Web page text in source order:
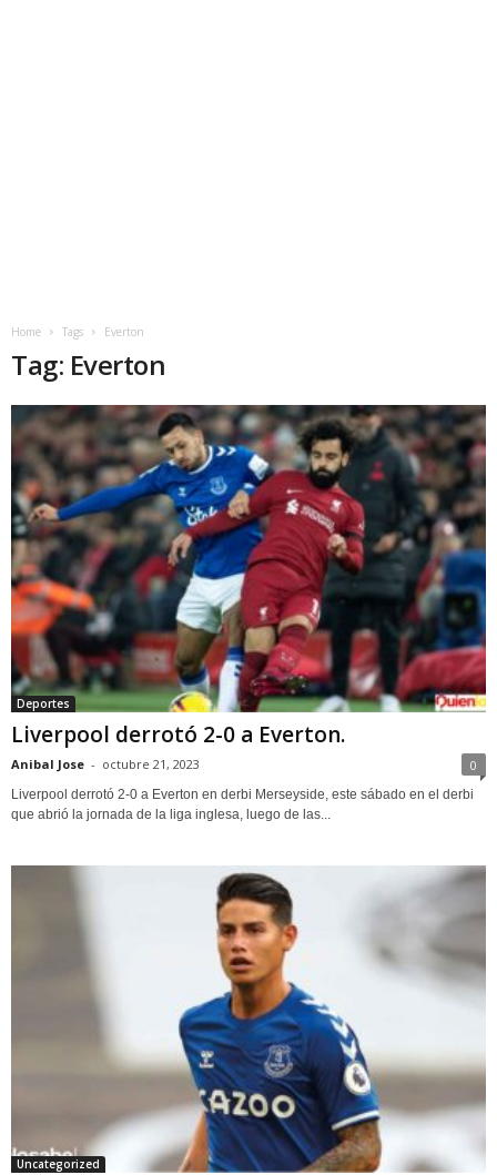
Home Tags Everton
Tag: Everton
Deportes
Liverpool derrotó 2-0 a Everton.
Anibal Jose - octubre 21, 2023 0
Liverpool derrotó 2-0 a Everton en derbi Merseyside, este sábado en el derbi
que abrió la jornada de la liga inglesa, luego de las...
Uncategorized